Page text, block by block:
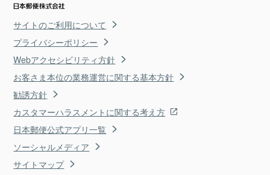
サイトのご利用について
プライバシーポリシー
Webアクセシビリティ方針
お客さま本位の業務運営に関する基本方針
勧誘方針
カスタマーハラスメントに関する考え方
日本郵便公式アプリ一覧
ソーシャルメディア
サイトマップ